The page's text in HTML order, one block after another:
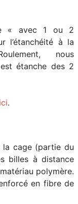
« avec 1 ou 2
l’étanchéité à la
nous
étanche des 2
ici.
la cage (partie du
billes à distance
polymère.
en fibre de